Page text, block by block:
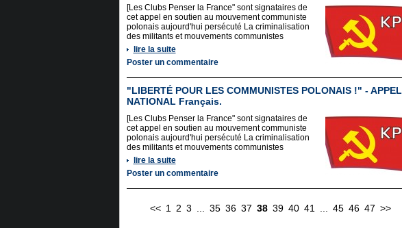
[Les Clubs Penser la France" sont signataires de
cet appel en soutien au mouvement communiste
polonais aujourd'hui persécuté La criminalisation
des militants et mouvements communistes
lire la suite
Poster un commentaire
"LIBERTÉ POUR LES COMMUNISTES POLONAIS !" - APPEL
NATIONAL Français.
[Les Clubs Penser la France" sont signataires de
cet appel en soutien au mouvement communiste
polonais aujourd'hui persécuté La criminalisation
des militants et mouvements communistes
lire la suite
Poster un commentaire
<< 1 2 3 35 36 37 38 39 40 41 45 46 47 >>